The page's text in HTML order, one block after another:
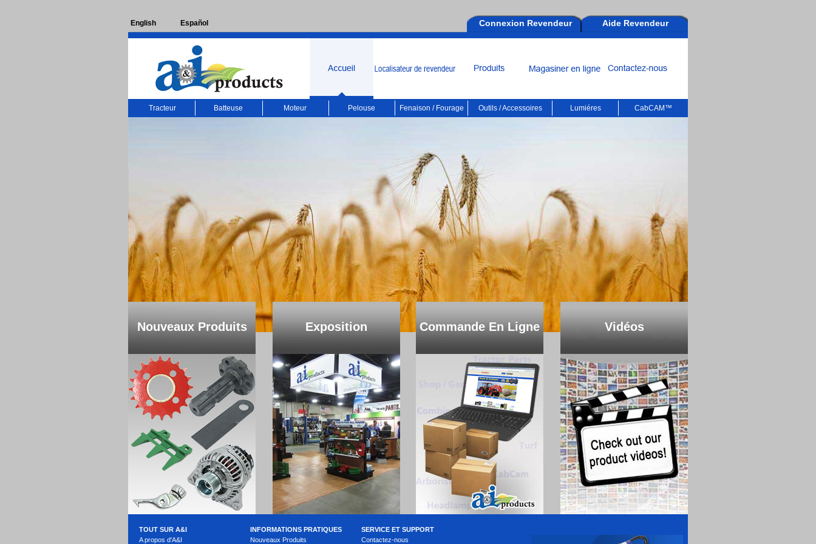
English Español Connexion Revendeur Aide Revendeur
Tracteur Batteuse Moteur Pelouse Fenaison / Fourage Outils / Accessoires Lumiéres CabCAM™
Nouveaux Produits Exposition Vidéos
Commande En Ligne
TOUT SUR A&I
A propos d'A&I
INFORMATIONS PRATIQUES
Nouveaux Produits
SERVICE ET SUPPORT
Contactez-nous